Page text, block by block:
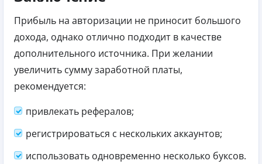
Прибыль на авторизации не приносит большого
дохода, однако отлично подходит в качестве
дополнительного источника. При желании
увеличить сумму заработной платы,
рекомендуется:
привлекать рефералов;
регистрироваться с нескольких аккаунтов;
использовать одновременно несколько буксов.